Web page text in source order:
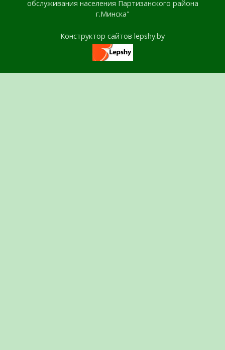
обслуживания населения Партизанского района
г.Минска"
Конструктор сайтов lepshy.by